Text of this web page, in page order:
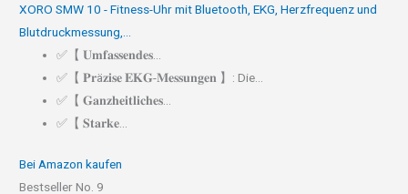
XORO SMW 10 - Fitness-Uhr mit Bluetooth, EKG, Herzfrequenz und
Blutdruckmessung,...
✅【 𝐔𝐦𝐟𝐚𝐬𝐬𝐞𝐧𝐝𝐞𝐬...
✅【 𝐏𝐫ä𝐳𝐢𝐬𝐞 𝐄𝐊𝐆-𝐌𝐞𝐬𝐬𝐮𝐧𝐠𝐞𝐧 】: Die...
✅【 𝐆𝐚𝐧𝐳𝐡𝐞𝐢𝐭𝐥𝐢𝐜𝐡𝐞𝐬...
✅【 𝐒𝐭𝐚𝐫𝐤𝐞...
Bei Amazon kaufen
Bestseller No. 9